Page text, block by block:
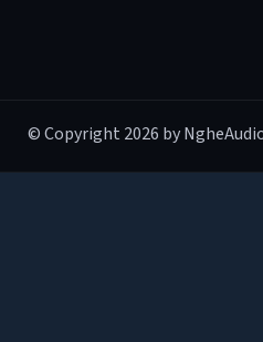
© Copyright 2026 by